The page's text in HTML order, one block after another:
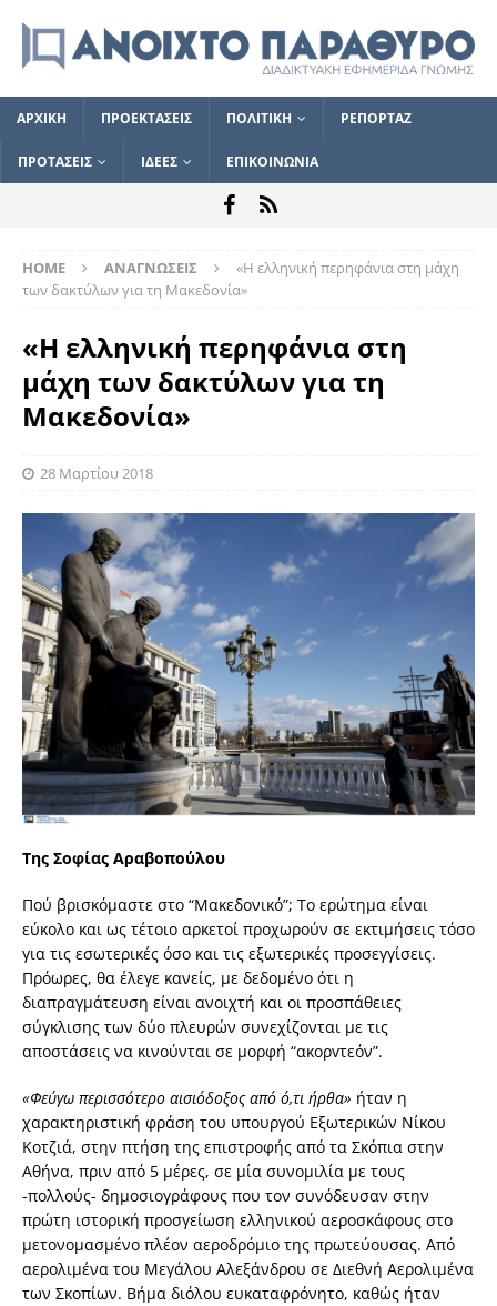
ΑΡΧΙΚΗ ΠΡΟΕΚΤΑΣΕΙΣ ΠΟΛΙΤΙΚΗ ΡΕΠΟΡΤΑΖ
ΠΡΟΤΑΣΕΙΣ ΙΔΕΕΣ ΕΠΙΚΟΙΝΩΝΙΑ
HOME ΑΝΑΓΝΩΣΕΙΣ
«Η ελληνική περηφάνια στη μάχη
των δακτύλων για τη Μακεδονία»
«Η ελληνική περηφάνια στη
μάχη των δακτύλων για τη
Μακεδονία»
28 Μαρτίου 2018
Της Σοφίας Αραβοπούλου
Πού βρισκόμαστε στο “Μακεδονικό”; Το ερώτημα είναι
εύκολο και ως τέτοιο αρκετοί προχωρούν σε εκτιμήσεις τόσο
για τις εσωτερικές όσο και τις εξωτερικές προσεγγίσεις.
Πρόωρες, θα έλεγε κανείς, με δεδομένο ότι η
διαπραγμάτευση είναι ανοιχτή και οι προσπάθειες
σύγκλισης των δύο πλευρών συνεχίζονται με τις
αποστάσεις να κινούνται σε μορφή “ακορvτεόν”.
«Φεύγω περισσότερο αισιόδοξος από ό,τι ήρθα» ήταν η
χαρακτηριστική φράση του υπουργού Εξωτερικών Νίκου
Κοτζιά, στην πτήση της επιστροφής από τα Σκόπια στην
Αθήνα, πριν από 5 μέρες, σε μία συνομιλία με τους
-πολλούς- δημοσιογράφους που τον συνόδευσαν στην
πρώτη ιστορική προσγείωση ελληνικού αεροσκάφους στο
μετονομασμένο πλέον αεροδρόμιο της πρωτεύουσας. Από
αερολιμένα του Μεγάλου Αλεξάνδρου σε Διεθνή Αερολιμένα
των Σκοπίων. Βήμα διόλου ευκαταφρόνητο, καθώς ήταν